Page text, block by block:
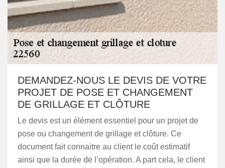
DEMANDEZ-NOUS LE DEVIS DE VOTRE
PROJET DE POSE ET CHANGEMENT
DE GRILLAGE ET CLÔTURE
Le devis est un élément essentiel pour un projet de
pose ou changement de grillage et clôture. Ce
document fait connaitre au client le coût estimatif
ainsi que la durée de l’opération. A part cela, le client